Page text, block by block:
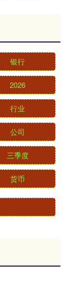
银行
2026
行业
公司
三季度
货币